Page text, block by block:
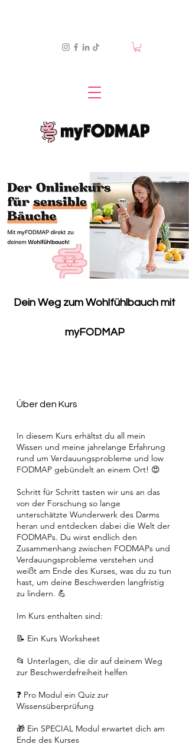
Dein Weg zum Wohlfühlbauch mit
myFODMAP
Über den Kurs
In diesem Kurs erhältst du all mein
Wissen und meine jahrelange Erfahrung
rund um Verdauungsprobleme und low
FODMAP gebündelt an einem Ort! 😍
Schritt für Schritt tasten wir uns an das
von der Forschung so lange
unterschätzte Wunderwerk des Darms
heran und entdecken dabei die Welt der
FODMAPs. Du wirst endlich den
Zusammenhang zwischen FODMAPs und
Verdauungsprobleme verstehen und
weißt am Ende des Kurses, was du zu tun
hast, um deine Beschwerden langfristig
zu lindern. 💪
Im Kurs enthalten sind:
📝 Ein Kurs Worksheet
📂 Unterlagen, die dir auf deinem Weg
zur Beschwerdefreiheit helfen
❓ Pro Modul ein Quiz zur
Wissensüberprüfung
🎁 Ein SPECIAL Modul erwartet dich am
Ende des Kurses